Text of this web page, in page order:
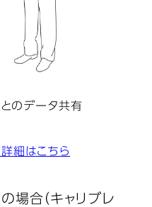
のデータ共有
細はこちら
場合（キャリブレ